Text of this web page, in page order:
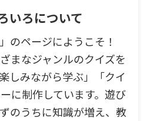
いろについて
のページにようこそ！
まなジャンルのクイズを
しみながら学ぶ」「クイ
に制作しています。遊び
のうちに知識が増え、教